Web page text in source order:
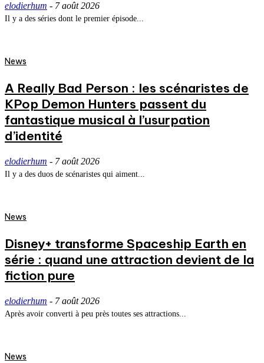
elodierhum - 7 août 2026
Il y a des séries dont le premier épisode...
News
A Really Bad Person : les scénaristes de
KPop Demon Hunters passent du
fantastique musical à l’usurpation
d’identité
elodierhum - 7 août 2026
Il y a des duos de scénaristes qui aiment...
News
Disney+ transforme Spaceship Earth en
série : quand une attraction devient de la
fiction pure
elodierhum - 7 août 2026
Après avoir converti à peu près toutes ses attractions...
News